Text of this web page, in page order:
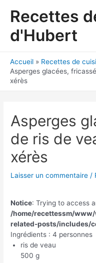
Recettes
d'Hubert
Accueil
Recettes de
Asperges glacées,
xérès
Asperges
de ris de
xérès
Laisser un commentaire /
Notice: Trying to access
/home/recettessm/
related-posts/includes/
Ingrédients : 4 personnes
ris de veau
500 g